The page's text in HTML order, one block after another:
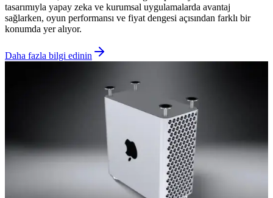
tasarımıyla yapay zeka ve kurumsal uygulamalarda avantaj
sağlarken, oyun performansı ve fiyat dengesi açısından farklı bir
konumda yer alıyor.
Daha fazla bilgi edinin